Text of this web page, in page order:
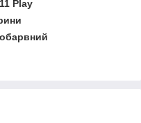
Play